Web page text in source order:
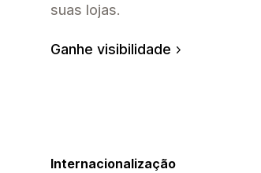
suas lojas.
Ganhe visibilidade
Internacionalização